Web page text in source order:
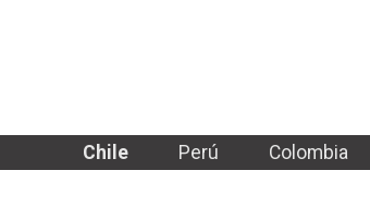
Chile Perú Colombia